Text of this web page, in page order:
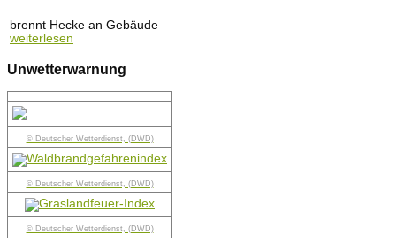
brennt Hecke an Gebäude
weiterlesen
Unwetterwarnung
© Deutscher Wetterdienst, (DWD)
© Deutscher Wetterdienst, (DWD)
© Deutscher Wetterdienst, (DWD)